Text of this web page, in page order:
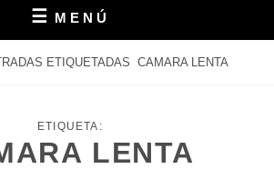
MENÚ
ETIQUETADAS CAMARA LENTA
ETIQUETA:
LENTA